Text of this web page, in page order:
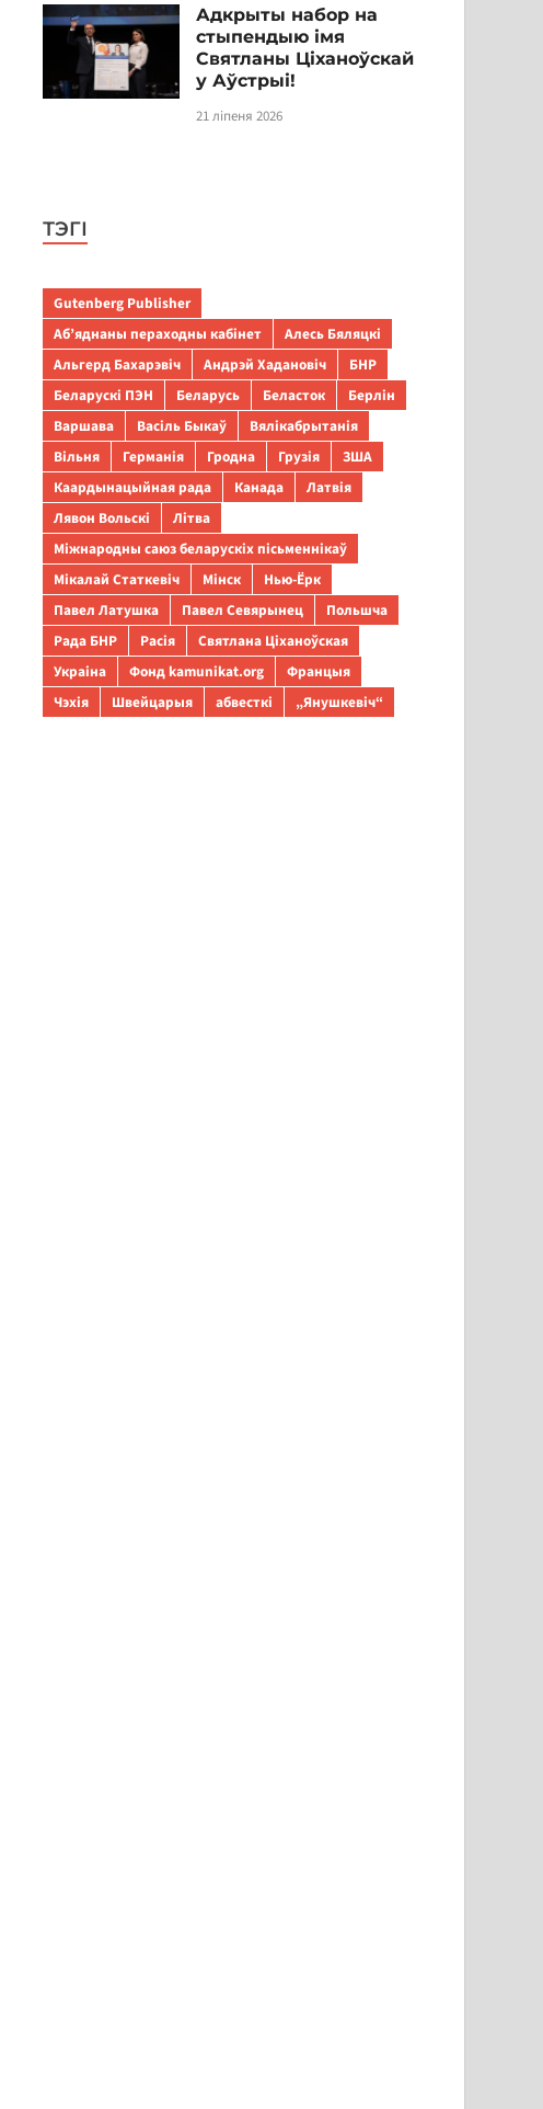
Адкрыты набор на
стыпендыю імя
Святланы Ціханоўскай
у Аўстрыі!
21 ліпеня 2026
ТЭГІ
Gutenberg Publisher
Аб’яднаны пераходны кабінет
Алесь Бяляцкі
Альгерд Бахарэвіч
Андрэй Хадановіч
БНР
Беларускі ПЭН
Беларусь Беласток
Берлін
Варшава
Васіль Быкаў
Вялікабрытанія
Вільня
Германія Гродна Грузія
ЗША
Каардынацыйная рада
Канада
Латвія
Лявон Вольскі
Літва
Міжнародны саюз беларускіх пісьменнікаў
Мікалай Статкевіч
Мінск
Нью-Ёрк
Павел Латушка
Павел Севярынец
Польшча
Рада БНР
Расія
Святлана Ціханоўская
Украіна
Фонд kamunikat.org
Францыя
Чэхія
Швейцарыя абвесткі „Янушкевіч“